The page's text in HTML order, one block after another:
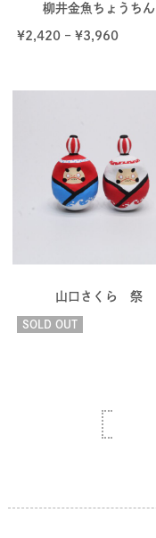
柳井金魚ちょうちん
¥2,420– ¥3,960
山口さくら 祭
SOLD OUT